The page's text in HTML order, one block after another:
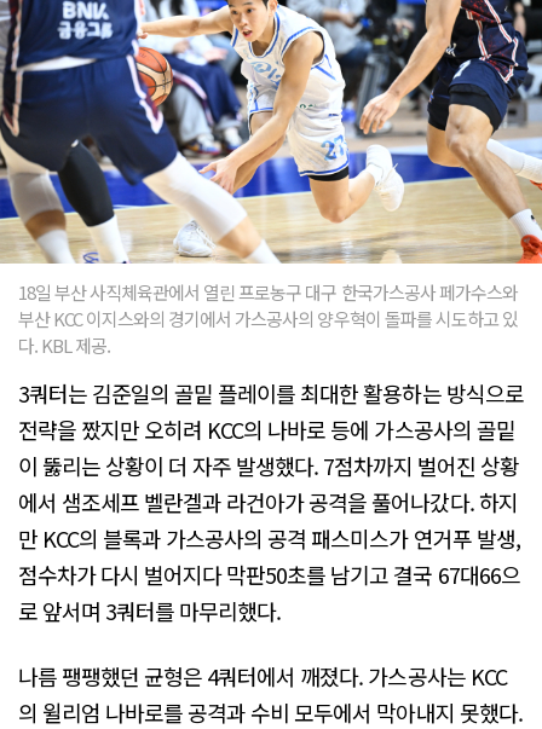
18일 부산 사직체육관에서 열린 프로농구 대구 한국가스공사 페가수스와
부산 KCC 이지스와의 경기에서 가스공사의 양우혁이 돌파를 시도하고 있
다. KBL 제공.
3쿼터는 김준일의 골밑 플레이를 최대한 활용하는 방식으로
전략을 짰지만 오히려 KCC의 나바로 등에 가스공사의 골밑
이 뚫리는 상황이 더 자주 발생했다. 7점차까지 벌어진 상황
에서 샘조세프 벨란겔과 라건아가 공격을 풀어나갔다. 하지
만 KCC의 블록과 가스공사의 공격 패스미스가 연거푸 발생,
점수차가 다시 벌어지다 막판50초를 남기고 결국 67대66으
로 앞서며 3쿼터를 마무리했다.
나름 팽팽했던 균형은 4쿼터에서 깨졌다. 가스공사는 KCC
의 윌리엄 나바로를 공격과 수비 모두에서 막아내지 못했다.